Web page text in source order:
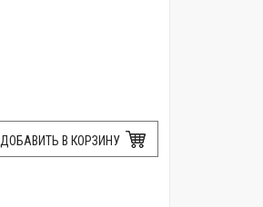
ДОБАВИТЬ В КОРЗИНУ